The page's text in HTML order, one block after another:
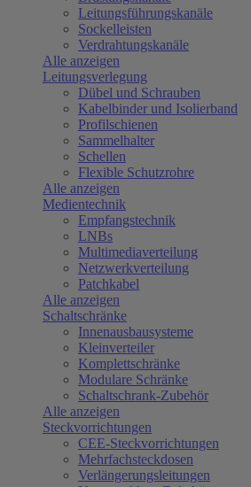
Leitungsführungskanäle
Sockelleisten
Verdrahtungskanäle
Alle anzeigen
Leitungsverlegung
Dübel und Schrauben
Kabelbinder und Isolierband
Profilschienen
Sammelhalter
Schellen
Flexible Schutzrohre
Alle anzeigen
Medientechnik
Empfangstechnik
LNBs
Multimediaverteilung
Netzwerkverteilung
Patchkabel
Alle anzeigen
Schaltschränke
Innenausbausysteme
Kleinverteiler
Komplettschränke
Modulare Schränke
Schaltschrank-Zubehör
Alle anzeigen
Steckvorrichtungen
CEE-Steckvorrichtungen
Mehrfachsteckdosen
Verlängerungsleitungen